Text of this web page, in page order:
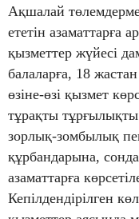
Ақшалай
ететін азаматтарға
қызметтер жүйесі
балаларға, 18
өзіне-өзі қызмет
тұрақты
зорлық-зомбылық
құрбандарына,
азаматтарға
Кепілдендірілген